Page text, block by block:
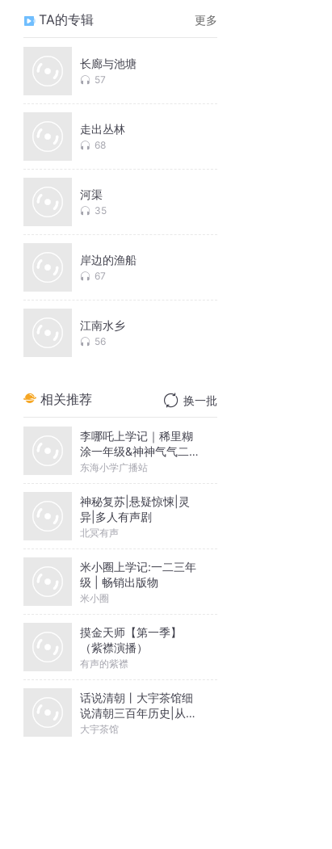
TA的专辑 更多
长廊与池塘
57
走出丛林
68
河渠
35
岸边的渔船
67
江南水乡
56
相关推荐 换一批
李哪吒上学记｜稀里糊
涂一年级&神神气气二年
级
东海小学广播站
神秘复苏|悬疑惊悚|灵
异|多人有声剧
北冥有声
米小圈上学记:一二三年
级 | 畅销出版物
米小圈
摸金天师【第一季】
（紫襟演播）
有声的紫襟
话说清朝丨大宇茶馆细
说清朝三百年历史|从努
尔哈赤到末代皇帝溥仪|
大宇茶馆